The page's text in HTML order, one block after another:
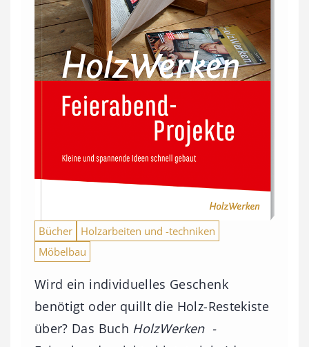
Bücher
Holzarbeiten und -techniken
Möbelbau
Wird ein individuelles Geschenk
benötigt oder quillt die Holz-Restekiste
über? Das Buch HolzWerken -